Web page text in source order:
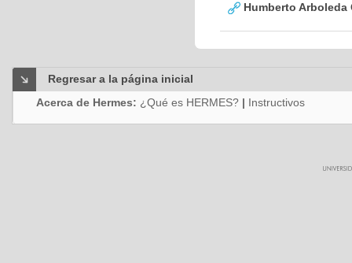
Humberto Arboleda
Regresar a la página inicial
Acerca de Hermes: ¿Qué es HERMES? | Instructivos